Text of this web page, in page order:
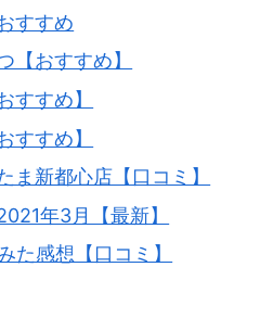
すすめ
【おすすめ】
すすめ】
すすめ】
新都心店【口コミ】
年3月【最新】
た感想【口コミ】